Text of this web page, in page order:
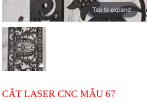
Tap to expand
CẮT LASER CNC MẪU 67